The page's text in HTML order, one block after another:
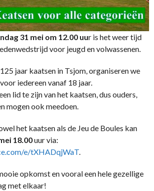
31 mei om 12.00 uur is het weer tijd
voor jeugd en volwassenen.
jaar kaatsen in Tsjom, organiseren we
iedereen vanaf 18 jaar.
lid te zijn van het kaatsen, dus ouders,
mogen ook meedoen.
het kaatsen als de Jeu de Boules kan
18.00uur via:
e/tXHADqjWaT.
opkomst en vooral een hele gezellige
met elkaar!